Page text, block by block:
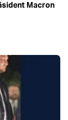
Macron